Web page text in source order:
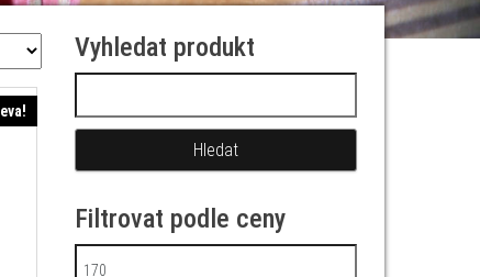
Vyhledat produkt
Filtrovat podle ceny
Minimální cena